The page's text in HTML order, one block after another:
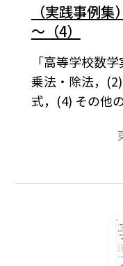
（実践事例
～（4）
「高等学校数
乗法・除法，
式，(4) その他
いろな角度か
ント，中学校
です。各内容